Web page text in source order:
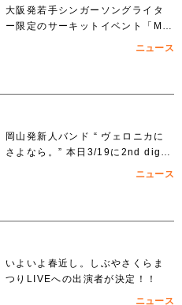
大阪発若手シンガーソングライタ
ー限定のサーキットイベント「MIK
ニュース
岡山発新人バンド “ ヴェロニカに
さよなら。” 本日3/19に2nd digit
ニュース
いよいよ春近し。しぶやさくらま
つりLIVEへの出演者が決定！！
ニュース